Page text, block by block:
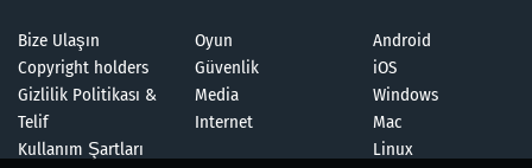
Bize Ulaşın
Copyright holders
Gizlilik Politikası &
Telif
Kullanım Şartları
Oyun
Güvenlik
Media
Internet
Android
iOS
Windows
Mac
Linux